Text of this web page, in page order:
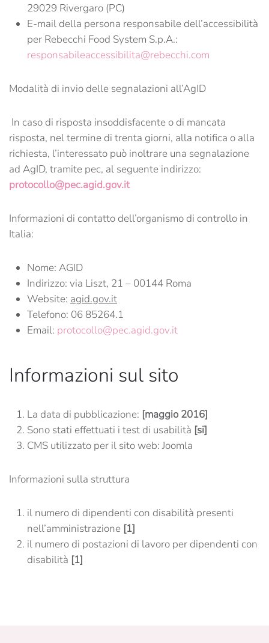
29029 Rivergaro (PC)
E-mail della persona responsabile dell’accessibilità
per Rebecchi Food System S.p.A.:
responsabileaccessibilita@rebecchi.com
Modalità di invio delle segnalazioni all’AgID
In caso di risposta insoddisfacente o di mancata
risposta, nel termine di trenta giorni, alla notifica o alla
richiesta, l’interessato può inoltrare una segnalazione
ad AgID, tramite pec, al seguente indirizzo:
protocollo@pec.agid.gov.it
Informazioni di contatto dell’organismo di controllo in
Italia:
Nome: AGID
Indirizzo: via Liszt, 21 – 00144 Roma
Website: agid.gov.it
Telefono: 06 85264.1
Email: protocollo@pec.agid.gov.it
Informazioni sul sito
La data di pubblicazione: [maggio 2016]
Sono stati effettuati i test di usabilità [si]
CMS utilizzato per il sito web: Joomla
Informazioni sulla struttura
il numero di dipendenti con disabilità presenti
nell’amministrazione [1]
il numero di postazioni di lavoro per dipendenti con
disabilità [1]